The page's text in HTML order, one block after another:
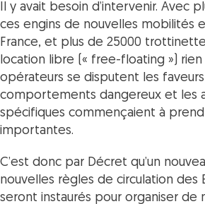
Il y avait besoin d’intervenir. Avec
ces engins de nouvelles mobilités
France, et plus de 25000
location libre (« free-floating ») rien
opérateurs se disputent les
comportements dangereux et les
spécifiques commençaient à
importantes.
C’est donc par Décret qu’un
nouvelles règles de circulation des
seront instaurés pour organiser de